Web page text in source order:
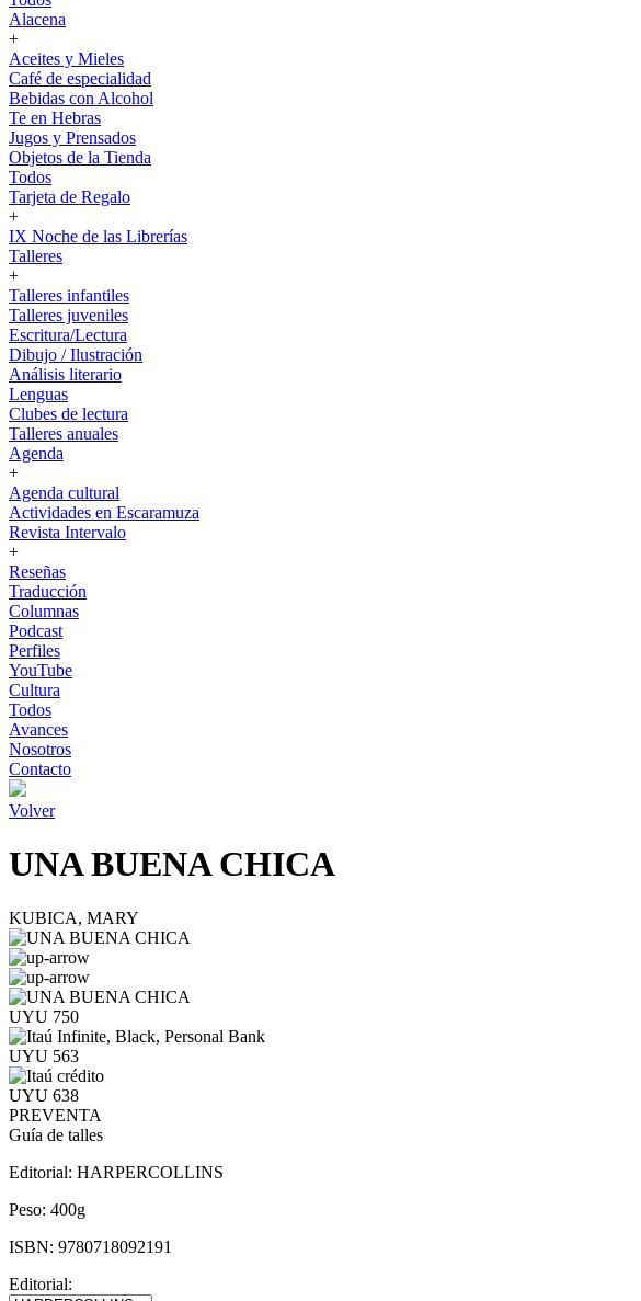
Alacena
+
Aceites y Mieles
Café de especialidad
Bebidas con Alcohol
Te en Hebras
Jugos y Prensados
Objetos de la Tienda
Todos
Tarjeta de Regalo
+
IX Noche de las Librerías
Talleres
+
Talleres infantiles
Talleres juveniles
Escritura/Lectura
Dibujo / Ilustración
Análisis literario
Lenguas
Clubes de lectura
Talleres anuales
Agenda
+
Agenda cultural
Actividades en Escaramuza
Revista Intervalo
+
Reseñas
Traducción
Columnas
Podcast
Perfiles
YouTube
Cultura
Todos
Avances
Nosotros
Contacto
Volver
UNA BUENA CHICA
KUBICA, MARY
UYU 750
UYU 563
UYU 638
PREVENTA
Guía de talles
Editorial: HARPERCOLLINS
Peso: 400g
ISBN: 9780718092191
Editorial: